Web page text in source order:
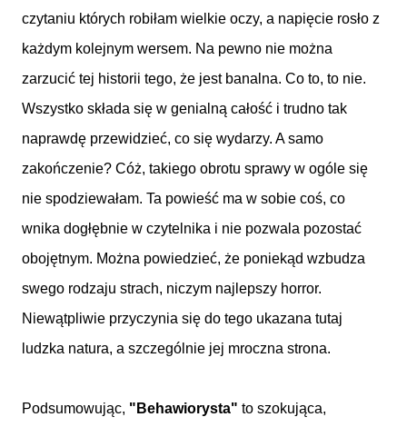
czytaniu których robiłam wielkie oczy, a napięcie rosło z
każdym kolejnym wersem. Na pewno nie można
zarzucić tej historii tego, że jest banalna. Co to, to nie.
Wszystko składa się w genialną całość i trudno tak
naprawdę przewidzieć, co się wydarzy. A samo
zakończenie? Cóż, takiego obrotu sprawy w ogóle się
nie spodziewałam. Ta powieść ma w sobie coś, co
wnika dogłębnie w czytelnika i nie pozwala pozostać
obojętnym. Można powiedzieć, że poniekąd wzbudza
swego rodzaju strach, niczym najlepszy horror.
Niewątpliwie przyczynia się do tego ukazana tutaj
ludzka natura, a szczególnie jej mroczna strona.
Podsumowując, "Behawiorysta" to szokująca,